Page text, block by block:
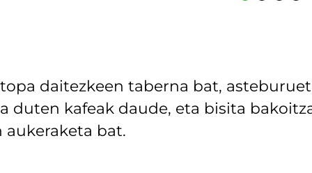
daitezkeen taberna bat,
duten kafeak daude, eta bisita
bat.